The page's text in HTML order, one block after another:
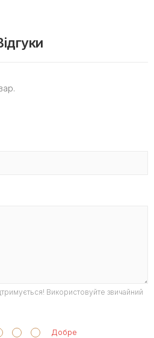
Використовуйте звичайний
Добре